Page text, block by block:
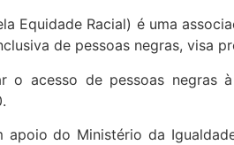
Equidade Racial) é uma
de pessoas negras, visa
o acesso de pessoas negras
apoio do Ministério da